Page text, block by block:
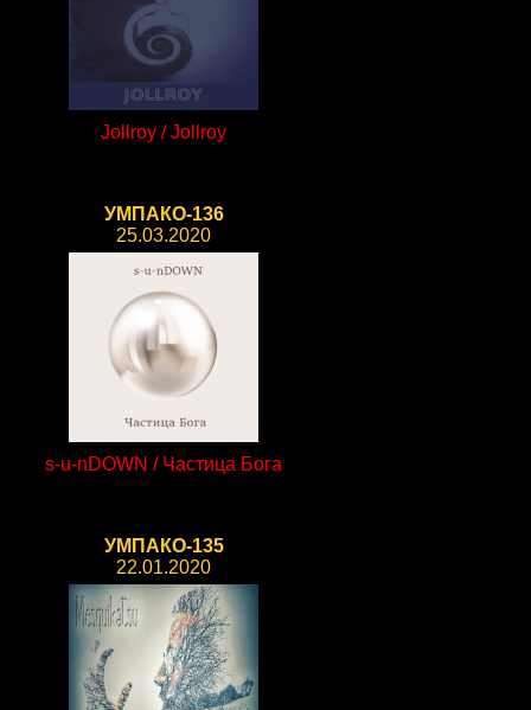
Jollroy / Jollroy
УМПАКО-136
25.03.2020
s-u-nDOWN / Частица Бога
УМПАКО-135
22.01.2020